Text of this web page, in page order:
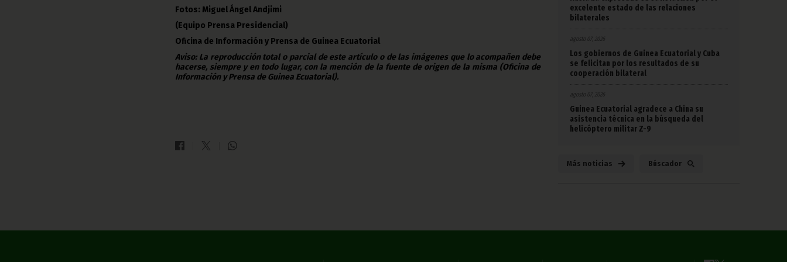
Fotos: Miguel Ángel Andjimi
(Equipo Prensa Presidencial)
Oficina de Información y Prensa de Guinea Ecuatorial
Aviso: La reproducción total o parcial de este artículo o de las imágenes que lo acompañen debe
hacerse, siempre y en todo lugar, con la mención de la fuente de origen de la misma (Oficina de
Información y Prensa de Guinea Ecuatorial).
excelente estado de las relaciones
bilaterales
agosto 07, 2026
Los gobiernos de Guinea Ecuatorial y Cuba
se felicitan por los resultados de su
cooperación bilateral
agosto 07, 2026
Guinea Ecuatorial agradece a China su
asistencia técnica en la búsqueda del
helicóptero militar Z-9
Más noticias Búscador